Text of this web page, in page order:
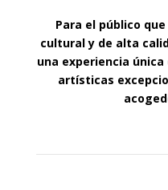
Para el público
cultural y de alta
una experiencia
artísticas